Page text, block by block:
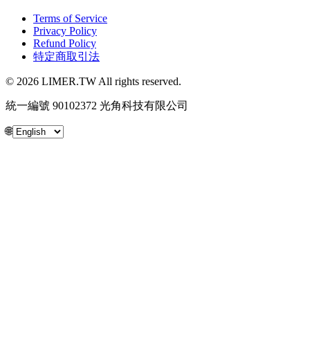
Terms of Service
Privacy Policy
Refund Policy
特定商取引法
© 2026 LIMER.TW All rights reserved.
統一編號 90102372 光角科技有限公司
🌐